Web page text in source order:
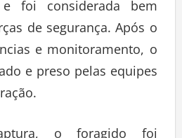
e foi considerada bem
de segurança. Após o
e monitoramento, o
e preso pelas equipes